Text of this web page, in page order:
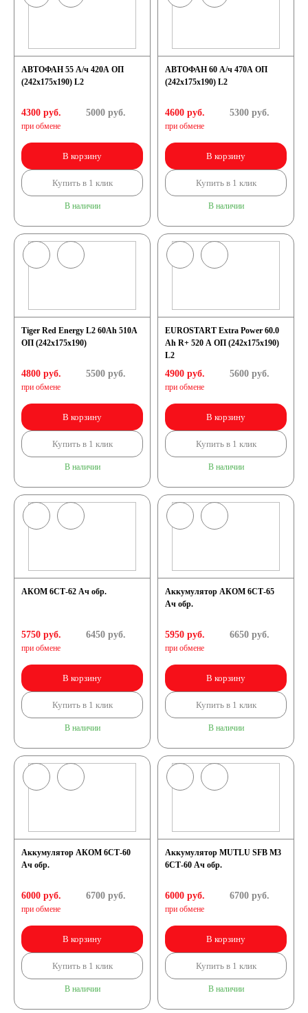
АВТОФАН 55 А/ч 420А ОП
(242x175x190) L2
4300 руб.
при обмене
5000руб.
В корзину
Купить в 1 клик
В наличии
АВТОФАН 60 А/ч 470А ОП
(242x175x190) L2
4600 руб.
при обмене
5300руб.
В корзину
Купить в 1 клик
В наличии
Tiger Red Energy L2 60Ah 510A
ОП (242x175x190)
4800 руб.
при обмене
5500руб.
В корзину
Купить в 1 клик
В наличии
EUROSTART Extra Power 60.0
Ah R+ 520 A ОП (242x175x190)
L2
4900 руб.
при обмене
5600руб.
В корзину
Купить в 1 клик
В наличии
АКОМ 6СТ-62 Ач обр.
5750 руб.
при обмене
6450руб.
В корзину
Купить в 1 клик
В наличии
Аккумулятор АКОМ 6СТ-65
Ач обр.
5950 руб.
при обмене
6650руб.
В корзину
Купить в 1 клик
В наличии
Аккумулятор АКОМ 6СТ-60
Ач обр.
6000 руб.
при обмене
6700руб.
В корзину
Купить в 1 клик
В наличии
Аккумулятор MUTLU SFB M3
6СТ-60 Ач обр.
6000 руб.
при обмене
6700руб.
В корзину
Купить в 1 клик
В наличии